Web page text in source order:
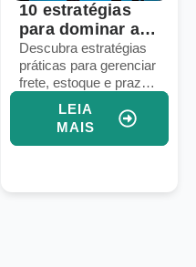
10 estratégias
para dominar a
logística em
marketplaces
globais
Descubra estratégias
práticas para gerenciar
frete, estoque e prazos
em marketplaces
globais e aumentar
suas vendas
LEIA
MAIS